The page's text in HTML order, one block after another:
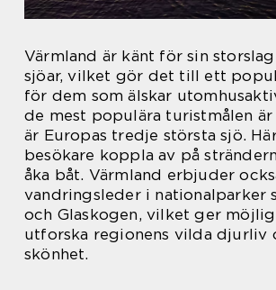
Värmland är känt för sin
sjöar, vilket gör det till ett
för dem som älskar
de mest populära turistmålen är
är Europas tredje största sjö.
besökare koppla av på
åka båt. Värmland erbjuder
vandringsleder i nationalparker
och Glaskogen, vilket ger
utforska regionens vilda djurliv
skönhet.